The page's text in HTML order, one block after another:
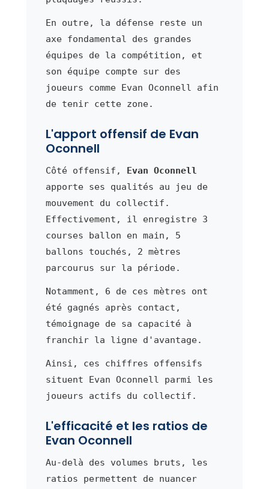
En outre, la défense reste un
axe fondamental des grandes
équipes de la compétition, et
son équipe compte sur des
joueurs comme Evan Oconnell afin
de tenir cette zone.
L'apport offensif de Evan
Oconnell
Côté offensif,
Evan Oconnell
apporte ses qualités au jeu de
mouvement du collectif.
Effectivement, il enregistre 3
courses ballon en main, 5
ballons touchés, 2 mètres
parcourus sur la période.
Notamment, 6 de ces mètres ont
été gagnés après contact,
témoignage de sa capacité à
franchir la ligne d'avantage.
Ainsi, ces chiffres offensifs
situent Evan Oconnell parmi les
joueurs actifs du collectif.
L'efficacité et les ratios de
Evan Oconnell
Au-delà des volumes bruts, les
ratios permettent de nuancer